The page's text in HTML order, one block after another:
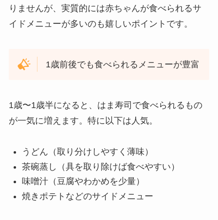
りませんが、実質的には赤ちゃんが食べられるサ
イドメニューが多いのも嬉しいポイントです。
1歳前後でも食べられるメニューが豊富
1歳〜1歳半になると、はま寿司で食べられるもの
が一気に増えます。特に以下は人気。
うどん（取り分けしやすく薄味）
茶碗蒸し（具を取り除けば食べやすい）
味噌汁（豆腐やわかめを少量）
焼きポテトなどのサイドメニュー